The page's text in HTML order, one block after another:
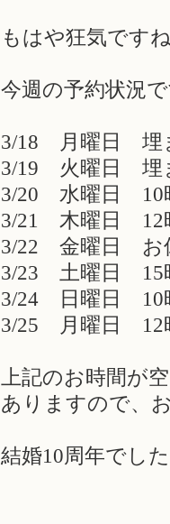
もはや狂気です
今週の予約状況
3/18 月曜日 埋
3/19 火曜日 埋
3/20 水曜日 10
3/21 木曜日 12
3/22 金曜日 お
3/23 土曜日 15
3/24 日曜日 10
3/25 月曜日 12
上記のお時間が
ありますので、
結婚10周年でし